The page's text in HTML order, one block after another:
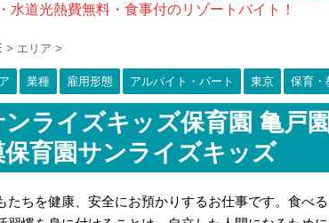
水道光熱費無料・食事付のリゾートバイト！
> エリア >
業種 雇用形態 アルバイト・パート 東京 保育・
ンライズキッズ保育園 亀戸
保育園サンライズキッズ
たちを健康、安全にお預かりするお仕事です。食べ